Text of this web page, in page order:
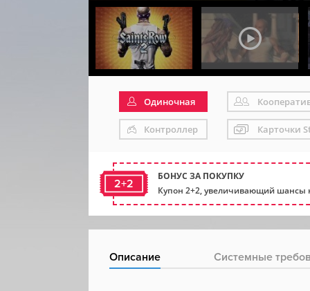
Одиночная
Контроллер Карточки
2+2
БОНУС ЗА ПОКУПКУ
Купон 2+2, увеличивающий шансы
Описание Системные